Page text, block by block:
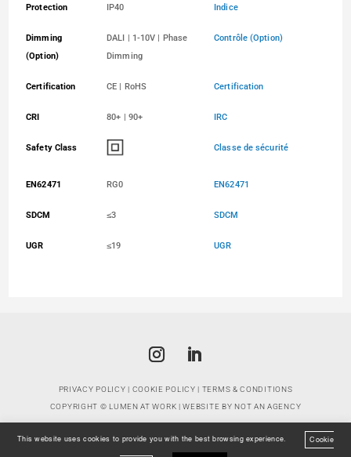
Protection IP40 Indice
Dimming
(Option)
DALI | 1-10V | Phase
Dimming
Contrôle (Option)
Certification CE | RoHS Certification
CRI 80+ | 90+ IRC
Safety Class Classe de sécurité
EN62471 RG0 EN62471
SDCM ≤3 SDCM
UGR ≤19 UGR
PRIVACY POLICY | COOKIE POLICY | TERMS & CONDITIONS
COPYRIGHT © LUMEN AT WORK | WEBSITE BY NOT AN AGENCY
This website uses cookies to provide you with the best browsing experience. Cookie